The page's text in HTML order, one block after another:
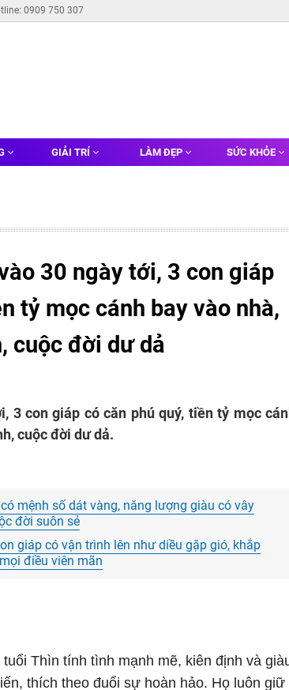
0909 750 307
GIẢI TRÍ LÀM ĐẸP SỨC KHỎE
30 ngày tới, 3 con giáp
tỷ mọc cánh bay vào nhà,
cuộc đời dư dả
3 con giáp có căn phú quý, tiền tỷ mọc
cuộc đời dư dả.
mệnh số dát vàng, năng lượng giàu có vây
đời suôn sẻ
giáp có vận trình lên như diều gặp gió, khắp
điều viên mãn
Thìn tính tình mạnh mẽ, kiên định và
thích theo đuổi sự hoàn hảo. Họ luôn giữ